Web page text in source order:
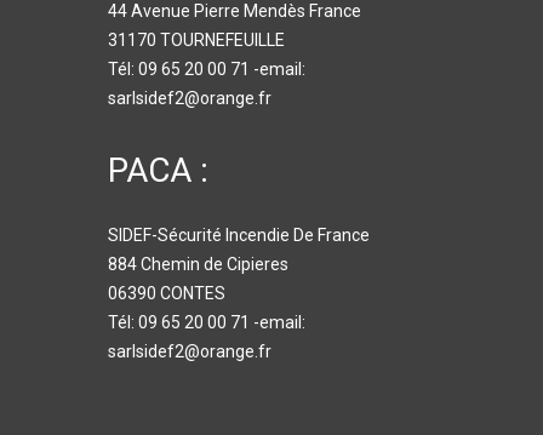
44 Avenue Pierre Mendès France
31170 TOURNEFEUILLE
Tél: 09 65 20 00 71 -email:
sarlsidef2@orange.fr
PACA :
SIDEF-Sécurité Incendie De France
884 Chemin de Cipieres
06390 CONTES
Tél: 09 65 20 00 71 -email:
sarlsidef2@orange.fr